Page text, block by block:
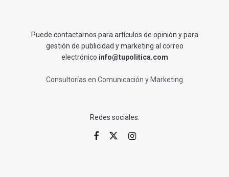
Puede contactarnos para artículos de opinión y para
gestión de publicidad y marketing al correo
electrónico info@tupolitica.com
Consultorías en Comunicación y Marketing
Redes sociales: